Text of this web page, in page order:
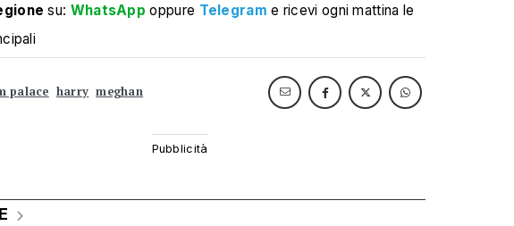
su: WhatsApp oppure Telegram e ricevi ogni mattina le
palace harry meghan